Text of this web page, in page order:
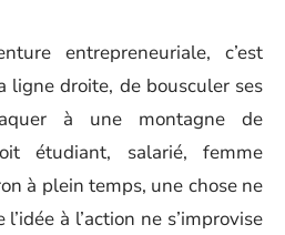
entrepreneuriale, c’est
ligne droite, de bousculer ses
à une montagne de
étudiant, salarié, femme
à plein temps, une chose ne
à l’action ne s’improvise